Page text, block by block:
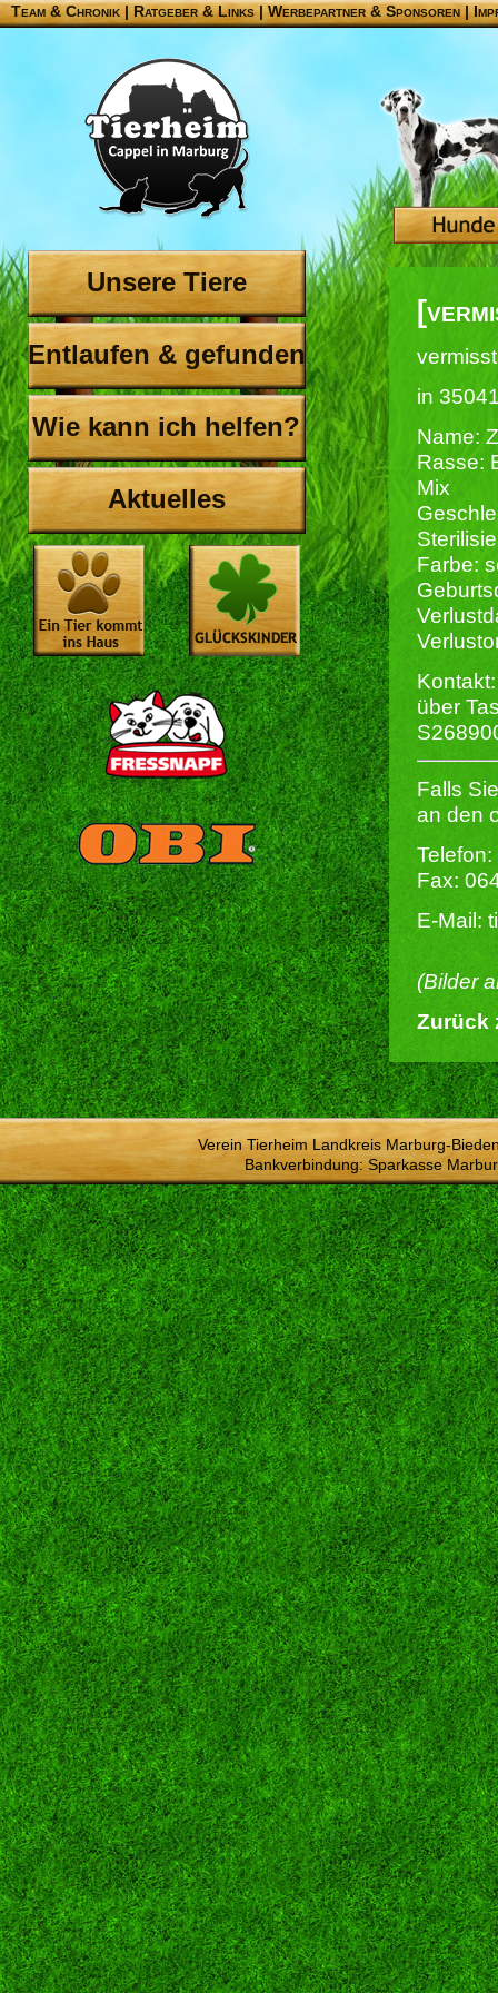
Team & Chronik |Ratgeber & Links|Werbepartner & Sponsoren|
Unsere Tiere
Entlaufen & gefunden
Wie kann ich helfen?
Aktuelles
in
Name:
Rasse:
Mix
Farbe:
Kontakt:
über
Falls
an den
Fax:
E-Mail:
(Bilder
Zurück
Verein Tierheim Landkreis Marburg-
Bankverbindung: Sparkasse